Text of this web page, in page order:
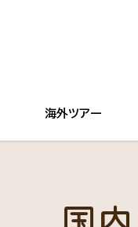
海外ツアー